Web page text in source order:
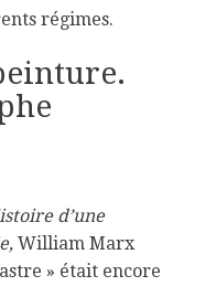
régimes.
d’une
William Marx
» était encore